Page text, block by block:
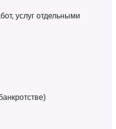
услуг отдельными